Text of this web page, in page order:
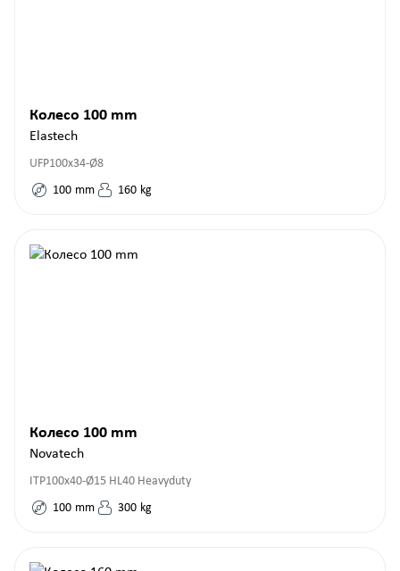
Колесо 100 mm
Elastech
UFP100x34-Ø8
100 mm 160 kg
Колесо 100 mm
Novatech
ITP100x40-Ø15 HL40 Heavyduty
100 mm 300 kg